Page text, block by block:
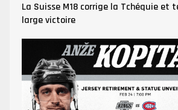
La Suisse M18 corrige la Tchéquie et
large victoire